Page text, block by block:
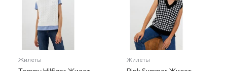
Жилеты Жилеты